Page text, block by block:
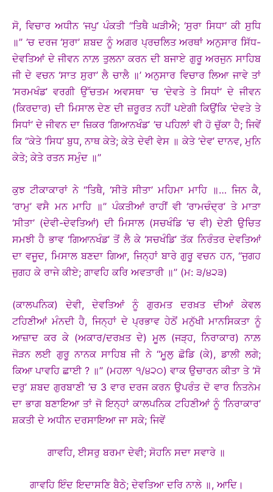
ਸੋ, ਵਿਚਾਰ ਅਧੀਨ ‘ਜਪੁ’ ਪੰਕਤੀ ‘‘ਤਿਥੈ ਘੜੀਐ; ‘ਸੁਰਾ ਸਿਧਾ’ ਕੀ ਸੁਧਿ
॥’’ ’ਚ ਦਰਜ ‘ਸੁਰਾ’ ਸ਼ਬਦ ਨੂੰ ਅਗਰ ਪ੍ਰਚਲਿਤ ਅਰਥਾਂ ਅਨੁਸਾਰ ਸਿੱਧ-
ਦੇਵਤਿਆਂ ਦੇ ਜੀਵਨ ਨਾਲ਼ ਤੁਲਨਾ ਕਰਨ ਦੀ ਬਜਾਏ ਗੁਰੂ ਅਰਜੁਨ ਸਾਹਿਬ
ਜੀ ਦੇ ਵਚਨ ‘ਸਾਤ ਸੁਰਾ’ ਲੈ ਚਾਲੈ ॥’ ਅਨੁਸਾਰ ਵਿਚਾਰ ਲਿਆ ਜਾਵੇ ਤਾਂ
‘ਸਰਮਖੰਡ’ ਵਰਗੀ ਉੱਚਤਮ ਅਵਸਥਾ ’ਚ ‘ਦੇਵਤੇ ਤੇ ਸਿਧਾਂ’ ਦੇ ਜੀਵਨ
(ਕਿਰਦਾਰ) ਦੀ ਮਿਸਾਲ ਦੇਣ ਦੀ ਜ਼ਰੂਰਤ ਨਹੀਂ ਪਏਗੀ ਕਿਉਂਕਿ ‘ਦੇਵਤੇ ਤੇ
ਸਿਧਾਂ’ ਦੇ ਜੀਵਨ ਦਾ ਜ਼ਿਕਰ ‘ਗਿਆਨਖੰਡ’ ’ਚ ਪਹਿਲਾਂ ਵੀ ਹੋ ਚੁੱਕਾ ਹੈ; ਜਿਵੇਂ
ਕਿ ‘‘ਕੇਤੇ ‘ਸਿਧ’ ਬੁਧ, ਨਾਥ ਕੇਤੇ; ਕੇਤੇ ਦੇਵੀ ਵੇਸ ॥ ਕੇਤੇ ‘ਦੇਵ’ ਦਾਨਵ, ਮੁਨਿ
ਕੇਤੇ; ਕੇਤੇ ਰਤਨ ਸਮੁੰਦ ॥’’
ਕੁਝ ਟੀਕਾਕਾਰਾਂ ਨੇ ‘‘ਤਿਥੈ, ‘ਸੀਤੋ ਸੀਤਾ’ ਮਹਿਮਾ ਮਾਹਿ ॥… ਜਿਨ ਕੈ,
‘ਰਾਮੁ’ ਵਸੈ ਮਨ ਮਾਹਿ ॥’’ ਪੰਕਤੀਆਂ ਰਾਹੀਂ ਵੀ ‘ਰਾਮਚੰਦ੍ਰ’ ਤੇ ਮਾਤਾ
‘ਸੀਤਾ’ (ਦੇਵੀ-ਦੇਵਤਿਆਂ) ਦੀ ਮਿਸਾਲ (ਸਚਖੰਡਿ ’ਚ ਵੀ) ਦੇਣੀ ਉਚਿਤ
ਸਮਝੀ ਹੈ ਭਾਵ ‘ਗਿਆਨਖੰਡ’ ਤੋਂ ਲੈ ਕੇ ‘ਸਚਖੰਡਿ’ ਤੱਕ ਨਿਰੰਤਰ ਦੇਵਤਿਆਂ
ਦਾ ਵਜੂਦ, ਮਿਸਾਲ ਬਣਦਾ ਗਿਆ, ਜਿਨ੍ਹਾਂ ਬਾਰੇ ਗੁਰੂ ਵਚਨ ਹਨ, ‘‘ਜੁਗਹ
ਜੁਗਹ ਕੇ ਰਾਜੇ ਕੀਏ; ਗਾਵਹਿ ਕਰਿ ਅਵਤਾਰੀ ॥’’ (ਮ: ੩/੪੨੩)
(ਕਾਲਪਨਿਕ) ਦੇਵੀ, ਦੇਵਤਿਆਂ ਨੂੰ ਗੁਰਮਤ ਦਰਖ਼ਤ ਦੀਆਂ ਕੇਵਲ
ਟਹਿਣੀਆਂ ਮੰਨਦੀ ਹੈ, ਜਿਨ੍ਹਾਂ ਦੇ ਪ੍ਰਭਾਵ ਹੇਠੋਂ ਮਨੁੱਖੀ ਮਾਨਸਿਕਤਾ ਨੂੰ
ਆਜ਼ਾਦ ਕਰ ਕੇ (ਅਕਾਰ/ਦਰਖ਼ਤ ਦੇ) ਮੂਲ (ਜੜ੍ਹ, ਨਿਰਾਕਾਰ) ਨਾਲ਼
ਜੋੜਨ ਲਈ ਗੁਰੂ ਨਾਨਕ ਸਾਹਿਬ ਜੀ ਨੇ ‘‘ਮੂਲੁ ਛੋਡਿ (ਕੇ), ਡਾਲੀ ਲਗੇ;
ਕਿਆ ਪਾਵਹਿ ਛਾਈ ? ॥’’ (ਮਹਲਾ ੧/੪੨੦) ਵਾਕ ਉਚਾਰਨ ਕੀਤਾ ਤੇ ‘ਸੋ
ਦਰੁ’ ਸ਼ਬਦ ਗੁਰਬਾਣੀ ’ਚ 3 ਵਾਰ ਦਰਜ ਕਰਨ ਉਪਰੰਤ ਦੋ ਵਾਰ ਨਿਤਨੇਮ
ਦਾ ਭਾਗ ਬਣਾਇਆ ਤਾਂ ਜੋ ਇਨ੍ਹਾਂ ਕਾਲਪਨਿਕ ਟਹਿਣੀਆਂ ਨੂੰ ‘ਨਿਰਾਕਾਰ’
ਸ਼ਕਤੀ ਦੇ ਅਧੀਨ ਦਰਸਾਇਆ ਜਾ ਸਕੇ; ਜਿਵੇਂ
ਗਾਵਹਿ, ਈਸਰੁ ਬਰਮਾ ਦੇਵੀ; ਸੋਹਨਿ ਸਦਾ ਸਵਾਰੇ ॥
ਗਾਵਹਿ ਇੰਦ ਇਦਾਸਣਿ ਬੈਠੇ; ਦੇਵਤਿਆ ਦਰਿ ਨਾਲੇ ॥, ਆਦਿ।